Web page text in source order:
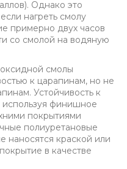
Однако это
нагреть смолу
примерно двух часов
со смолой на водяную
смолы
к царапинам, но не
Устойчивость к
финишное
покрытиями
полиуретановые
наносятся краской или
в качестве